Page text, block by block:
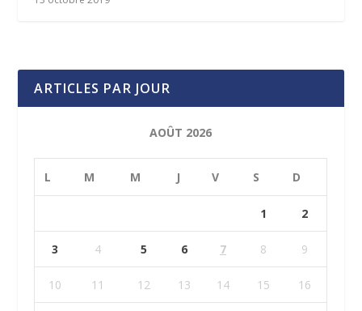
ARTICLES PAR JOUR
AOÛT 2026
L M M J V S D
1 2
3 4 5 6 7 8 9
10 11 12 13 14 15 16